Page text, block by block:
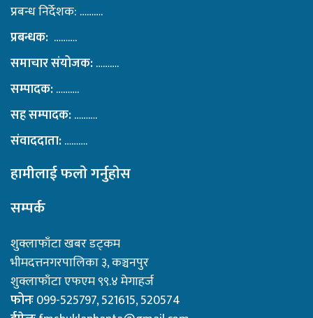
प्रबन्ध निर्देशक: ……….
प्रबन्धक: ……….
समाचार संयोजक:……….
सम्पादक:……….
सह सम्पादक:……….
संवाददाता:……….
हामीलाई फलाे गर्नुहाेस
सम्पर्क
शुक्लाफाँटा खबर डट्कम
भीमदत्तनगरपालिका ३, कञ्चनपुर
शुक्लाफाँटा एफएम ९९.४ मेगाहर्ज
फोनः099-525797, 521615, 520574